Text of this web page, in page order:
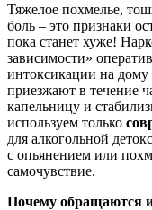
Тяжелое похмелье,
боль – это признаки
пока станет хуже!
зависимости»
интоксикации на
приезжают в течение
капельницу и
используем только
для алкогольной
с опьянением или
самочувствие.
Почему обращаются